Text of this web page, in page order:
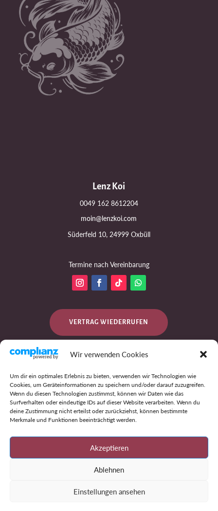
Wir verwenden Cookies
Um dir ein optimales Erlebnis zu bieten, verwenden wir Technologien wie
Cookies, um Geräteinformationen zu speichern und/oder darauf zuzugreifen.
Wenn du diesen Technologien zustimmst, können wir Daten wie das
Surfverhalten oder eindeutige IDs auf dieser Website verarbeiten. Wenn du
deine Zustimmung nicht erteilst oder zurückziehst, können bestimmte
Merkmale und Funktionen beeinträchtigt werden.
Akzeptieren
Ablehnen
Einstellungen ansehen
Lenz Koi
0049 162 8612204
moin@lenzkoi.com
Süderfeld 10, 24999 Oxbüll
Termine nach Vereinbarung
VERTRAG WIEDERRUFEN
IMPRESSUM